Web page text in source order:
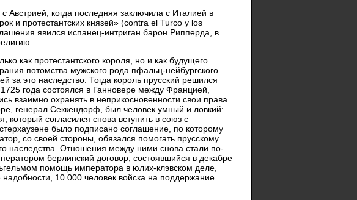
Австрией, когда последняя заключила с Италией в
и протестантских князей» (contra el Turco у los
явился испанец-интриган барон Рипперда, в
как протестантского короля, но и как будущего
потомства мужского рода пфальц-нейбургского
за это наследство. Тогда король прусский решился
года состоялся в Ганновере между Францией,
взаимно охранять в неприкосновенности свои права
генерал Секкендорф, был человек умный и ловкий:
согласился снова вступить в союз с
было подписано соглашение, по которому
со своей стороны, обязался помогать прусскому
наследства. Отношения между ними снова стали по-
берлинский договор, состоявшийся в декабре
помощь императора в юлих-клэвском деле,
10 000 человек войска на поддержание